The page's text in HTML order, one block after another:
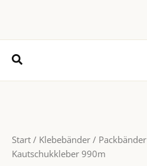
springen
Suchen
Start / Klebebänder / Packbänder
Kautschukkleber 990m